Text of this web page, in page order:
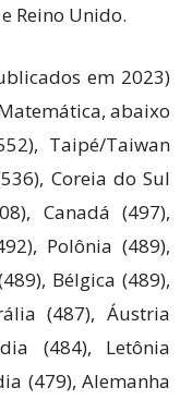
Reino Unido.
em 2023)
abaixo
Taipé/Taiwan
Coreia do Sul
Canadá (497),
Polônia (489),
Bélgica (489),
(487), Áustria
(484), Letônia
(479), Alemanha